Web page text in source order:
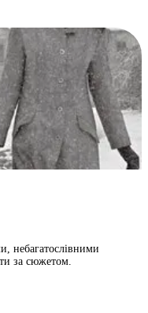
небагатослівними
за сюжетом.